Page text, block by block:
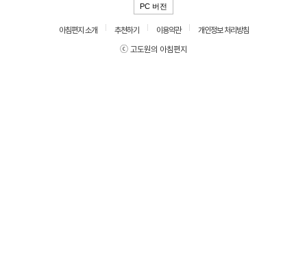
PC 버전
아침편지 소개 추천하기 이용약관
개인정보 처리방침
ⓒ 고도원의 아침편지